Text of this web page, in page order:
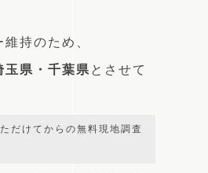
持のため、
玉県・千葉県 とさせて
だけてからの無料現地調査